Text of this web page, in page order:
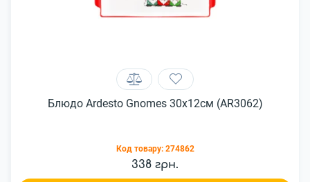
Блюдо Ardesto Gnomes 30х12см (AR3062)
Код товару: 274862
338 грн.